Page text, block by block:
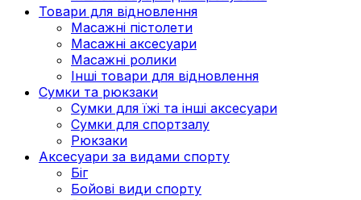
Товари для відновлення
Масажні пістолети
Масажні аксесуари
Масажні ролики
Інші товари для відновлення
Сумки та рюкзаки
Сумки для їжі та інші аксесуари
Сумки для спортзалу
Рюкзаки
Аксесуари за видами спорту
Біг
Бойові види спорту